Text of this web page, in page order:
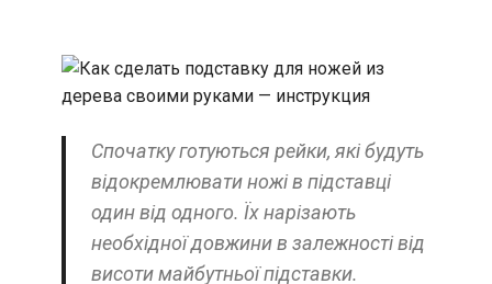
Спочатку готуються рейки, які будуть
відокремлювати ножі в підставці
один від одного. Їх нарізають
необхідної довжини в залежності від
висоти майбутньої підставки.